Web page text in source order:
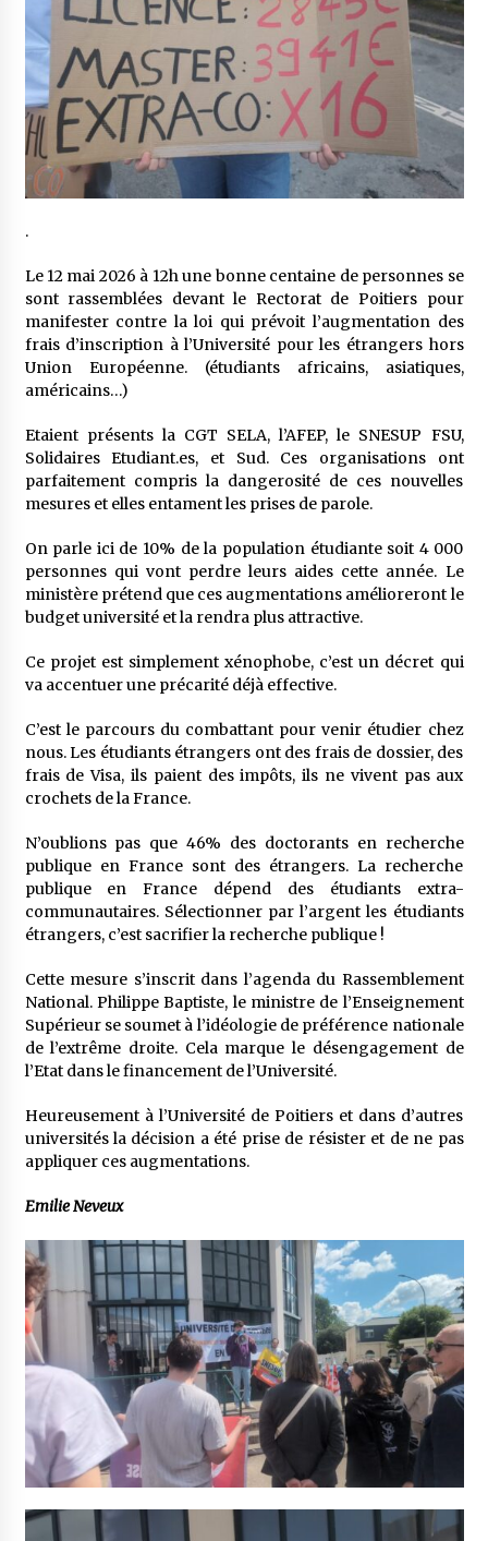
.
Le 12 mai 2026 à 12h une bonne centaine de personnes se
sont rassemblées devant le Rectorat de Poitiers pour
manifester contre la loi qui prévoit l’augmentation des
frais d’inscription à l’Université pour les étrangers hors
Union Européenne. (étudiants africains, asiatiques,
américains…)
Etaient présents la CGT SELA, l’AFEP, le SNESUP FSU,
Solidaires Etudiant.es, et Sud. Ces organisations ont
parfaitement compris la dangerosité de ces nouvelles
mesures et elles entament les prises de parole.
On parle ici de 10% de la population étudiante soit 4 000
personnes qui vont perdre leurs aides cette année. Le
ministère prétend que ces augmentations amélioreront le
budget université et la rendra plus attractive.
Ce projet est simplement xénophobe, c’est un décret qui
va accentuer une précarité déjà effective.
C’est le parcours du combattant pour venir étudier chez
nous. Les étudiants étrangers ont des frais de dossier, des
frais de Visa, ils paient des impôts, ils ne vivent pas aux
crochets de la France.
N’oublions pas que 46% des doctorants en recherche
publique en France sont des étrangers. La recherche
publique en France dépend des étudiants extra-
communautaires. Sélectionner par l’argent les étudiants
étrangers, c’est sacrifier la recherche publique !
Cette mesure s’inscrit dans l’agenda du Rassemblement
National. Philippe Baptiste, le ministre de l’Enseignement
Supérieur se soumet à l’idéologie de préférence nationale
de l’extrême droite. Cela marque le désengagement de
l’Etat dans le financement de l’Université.
Heureusement à l’Université de Poitiers et dans d’autres
universités la décision a été prise de résister et de ne pas
appliquer ces augmentations.
Emilie Neveux